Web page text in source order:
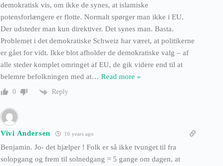
demokratisk vis, om ikke de synes, at islamiske
potensforlængere er flotte. Normalt spørger man ikke i EU.
Der udsteder man kun direktiver. Det synes man. Basta.
Problemet i det demokratiske Schweiz har været, at politikerne
er gået for vidt. Ikke blot afholder de demokratiske valg – af
alle steder komplet omringet af EU, de gik videre end til at
belemre befolkningen med at… Read more »
0 Reply
Vivi Andersen 16 years ago
Benjamin. Jo- det hjælper ! Folk er så ikke tvunget til fra
solopgang og frem til solnedgang = 5 gange om dagen, at